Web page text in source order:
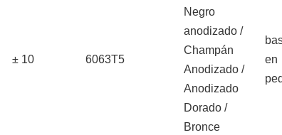
± 10 6063T5
Negro
anodizado /
Champán
Anodizado /
Anodizado
Dorado /
Bronce
en